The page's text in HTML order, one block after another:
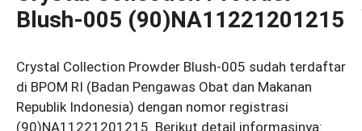
Blush-005 (90)NA11221201215
Crystal Collection Prowder Blush-005 sudah terdaftar
di BPOM RI (Badan Pengawas Obat dan Makanan
Republik Indonesia) dengan nomor registrasi
(90)NA11221201215. Berikut detail informasinya: